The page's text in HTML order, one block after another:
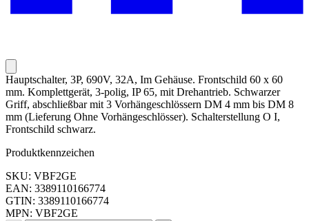
Hauptschalter, 3P, 690V, 32A, Im Gehäuse. Frontschild 60 x 60
mm. Komplettgerät, 3-polig, IP 65, mit Drehantrieb. Schwarzer
Griff, abschließbar mit 3 Vorhängeschlössern DM 4 mm bis DM 8
mm (Lieferung Ohne Vorhängeschlösser). Schalterstellung O I,
Frontschild schwarz.
Produktkennzeichen
SKU: VBF2GE
EAN: 3389110166774
GTIN: 3389110166774
MPN: VBF2GE